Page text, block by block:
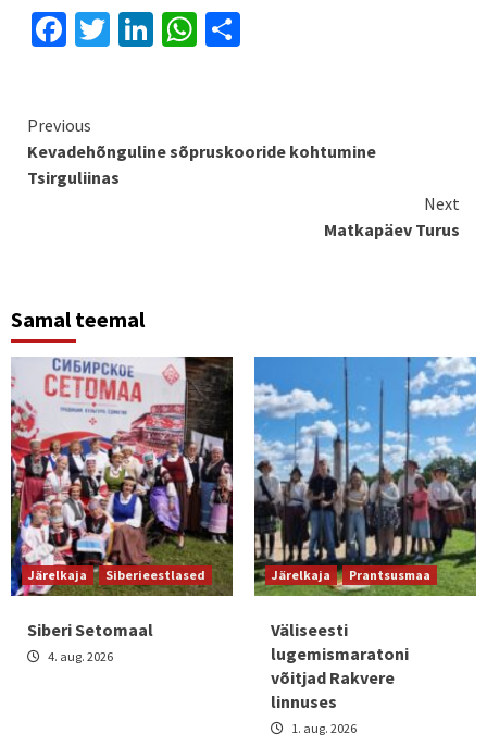
Facebook
Twitter
LinkedIn
WhatsApp
Continue
Reading
Previous
Kevadehõnguline sõpruskooride kohtumine
Tsirguliinas
Next
Matkapäev Turus
Samal teemal
Järelkaja Siberieestlased
Siberi Setomaal
4. aug. 2026
Järelkaja Prantsusmaa
Väliseesti
lugemismaratoni
võitjad Rakvere
linnuses
1. aug. 2026